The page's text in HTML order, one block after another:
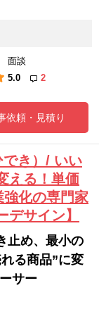
面談
5.0
2
依頼・見積り
き）/ いい
える！単価
強化の専門家
デサイン】
止め、最小の
る商品”に変
サー